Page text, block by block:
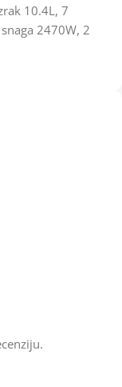
10.4L, 7
2470W, 2